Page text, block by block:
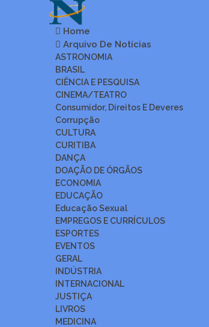
Home
Arquivo De Notícias
ASTRONOMIA
BRASIL
CIÊNCIA E PESQUISA
CINEMA/TEATRO
Consumidor, Direitos E Deveres
Corrupção
CULTURA
CURITIBA
DANÇA
DOAÇÃO DE ÓRGÃOS
ECONOMIA
EDUCAÇÃO
Educação Sexual
EMPREGOS E CURRÍCULOS
ESPORTES
EVENTOS
GERAL
INDÚSTRIA
INTERNACIONAL
JUSTIÇA
LIVROS
MEDICINA